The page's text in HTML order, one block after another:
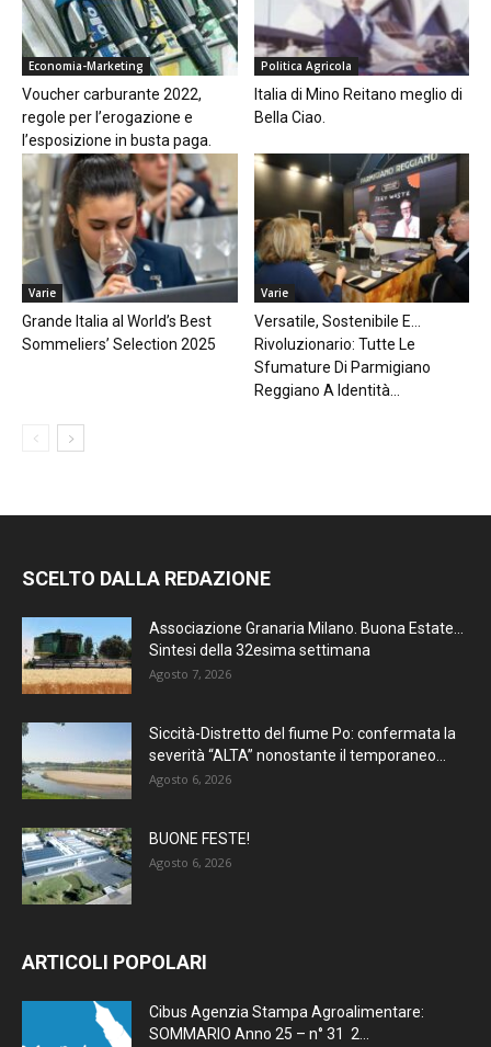
Economia-Marketing
Voucher carburante 2022,
regole per l’erogazione e
l’esposizione in busta paga.
Politica Agricola
Italia di Mino Reitano meglio di
Bella Ciao.
Varie
Grande Italia al World’s Best
Sommeliers’ Selection 2025
Varie
Versatile, Sostenibile E…
Rivoluzionario: Tutte Le
Sfumature Di Parmigiano
Reggiano A Identità...
SCELTO DALLA REDAZIONE
Associazione Granaria Milano. Buona Estate…
Sintesi della 32esima settimana
Agosto 7, 2026
Siccità-Distretto del fiume Po: confermata la
severità “ALTA” nonostante il temporaneo...
Agosto 6, 2026
BUONE FESTE!
Agosto 6, 2026
ARTICOLI POPOLARI
Cibus Agenzia Stampa Agroalimentare:
SOMMARIO Anno 25 – n° 31 2...